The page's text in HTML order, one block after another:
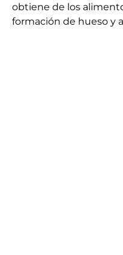
obtiene de los
formación de hueso y